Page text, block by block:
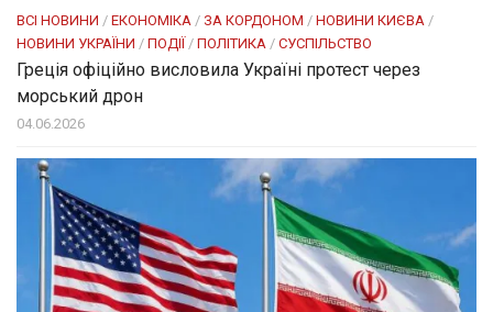
ВСІ НОВИНИ / ЕКОНОМІКА / ЗА КОРДОНОМ / НОВИНИ КИЄВА /
НОВИНИ УКРАЇНИ / ПОДІЇ / ПОЛІТИКА / СУСПІЛЬСТВО
Греція офіційно висловила Україні протест через
морський дрон
04.06.2026